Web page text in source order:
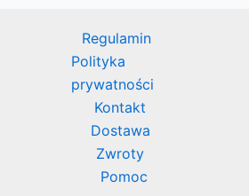
Regulamin
Polityka
prywatności
Kontakt
Dostawa
Zwroty
Pomoc